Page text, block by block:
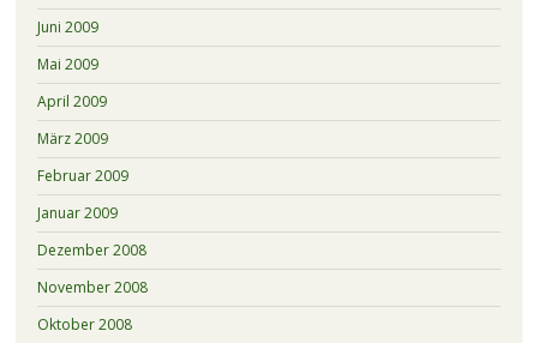
Juni 2009
Mai 2009
April 2009
März 2009
Februar 2009
Januar 2009
Dezember 2008
November 2008
Oktober 2008